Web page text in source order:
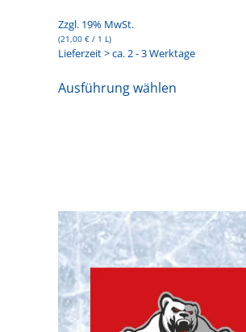
Zzgl. 19% MwSt.
(21,00 € / 1 L)
Lieferzeit > ca. 2 - 3 Werktage
Ausführung wählen
Optionen
können
auf
Produktseite
gewählt